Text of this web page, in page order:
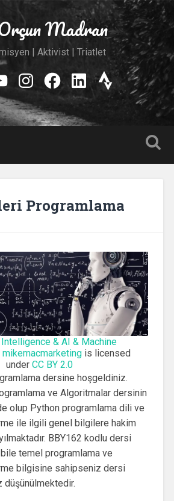
Madran
| Aktivist | Triatlet
Instagram
Facebook
Linkedin
Strava
Programlama
& AI & Machine
mikemacmarketing is licensed
under CC BY 2.0
dersine hoşgeldiniz.
ve Algoritmalar dersinin
olup Python programlama dili ve
ile ilgili genel bilgilere hakim
BBY162 kodlu dersi
bile temel programlama ve
bilgisine sahipseniz dersi